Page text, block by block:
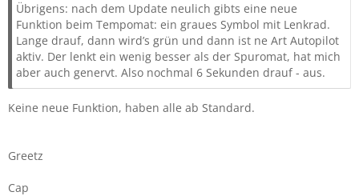
Übrigens: nach dem Update neulich gibts eine neue
Funktion beim Tempomat: ein graues Symbol mit Lenkrad.
Lange drauf, dann wird’s grün und dann ist ne Art Autopilot
aktiv. Der lenkt ein wenig besser als der Spuromat, hat mich
aber auch genervt. Also nochmal 6 Sekunden drauf - aus.
Keine neue Funktion, haben alle ab Standard.
Greetz
Cap